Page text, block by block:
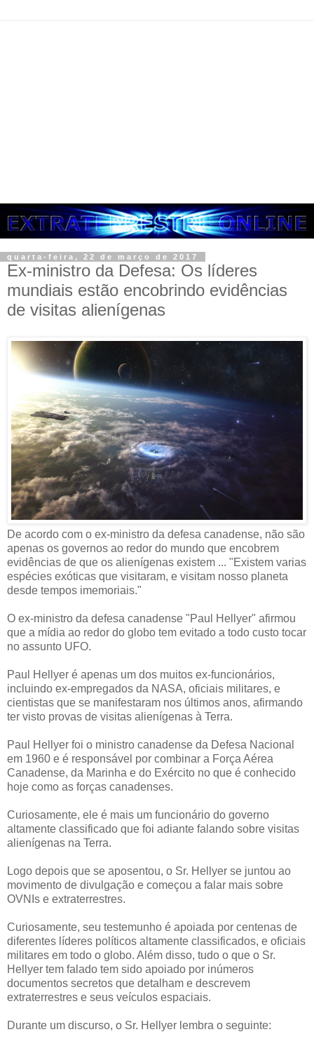
quarta-feira, 22 de março de 2017
Ex-ministro da Defesa: Os líderes
mundiais estão encobrindo evidências
de visitas alienígenas
De acordo com o ex-ministro da defesa canadense, não são
apenas os governos ao redor do mundo que encobrem
evidências de que os alienígenas existem ... "Existem varias
espécies exóticas que visitaram, e visitam nosso planeta
desde tempos imemoriais."
O ex-ministro da defesa canadense "Paul Hellyer" afirmou
que a mídia ao redor do globo tem evitado a todo custo tocar
no assunto UFO.
Paul Hellyer é apenas um dos muitos ex-funcionários,
incluindo ex-empregados da NASA, oficiais militares, e
cientistas que se manifestaram nos últimos anos, afirmando
ter visto provas de visitas alienígenas à Terra.
Paul Hellyer foi o ministro canadense da Defesa Nacional
em 1960 e é responsável por combinar a Força Aérea
Canadense, da Marinha e do Exército no que é conhecido
hoje como as forças canadenses.
Curiosamente, ele é mais um funcionário do governo
altamente classificado que foi adiante falando sobre visitas
alienígenas na Terra.
Logo depois que se aposentou, o Sr. Hellyer se juntou ao
movimento de divulgação e começou a falar mais sobre
OVNIs e extraterrestres.
Curiosamente, seu testemunho é apoiada por centenas de
diferentes líderes políticos altamente classificados, e oficiais
militares em todo o globo. Além disso, tudo o que o Sr.
Hellyer tem falado tem sido apoiado por inúmeros
documentos secretos que detalham e descrevem
extraterrestres e seus veículos espaciais.
Durante um discurso, o Sr. Hellyer lembra o seguinte: